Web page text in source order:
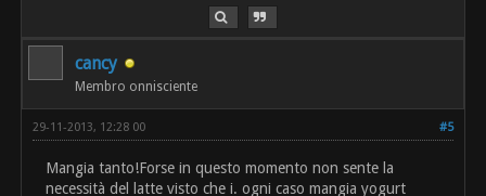
cancy
Membro onnisciente
#5
29-11-2013, 12:28 00
Mangia tanto!Forse in questo momento non sente la
necessità del latte visto che i. ogni caso mangia yogurt